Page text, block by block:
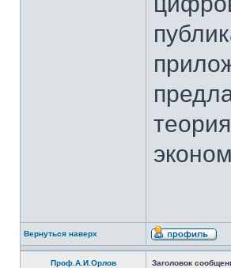
Вернуться наверх
Проф.А.И.Орлов Заголовок